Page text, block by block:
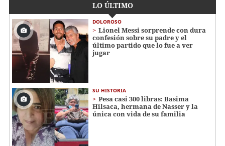
LO ÚLTIMO
DOLOROSO
Lionel Messi sorprende con dura
confesión sobre su padre y el
último partido que lo fue a ver
jugar
SU HISTORIA
Pesa casi 300 libras: Basima
Hilsaca, hermana de Nasser y la
única con vida de su familia